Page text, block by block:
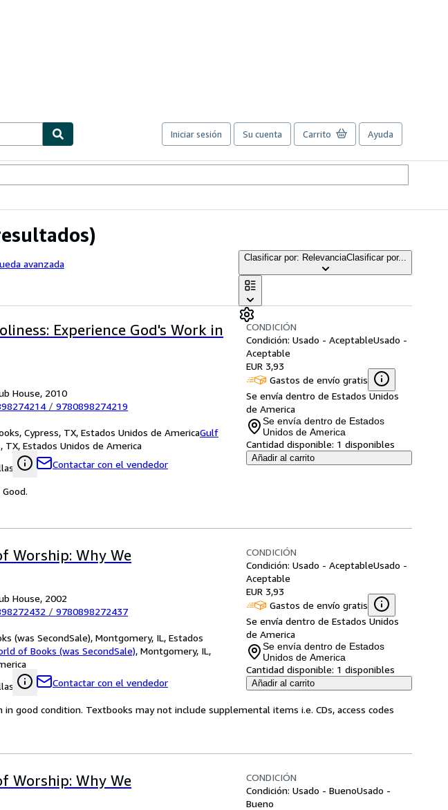
Iniciar sesión Su cuenta Carrito Ayuda
avanzada
Clasificar por: RelevanciaClasificar por...
Experience God's Work in
House, 2010
/ 9780898274219
Cypress, TX, Estados Unidos de AmericaGulf
TX, Estados Unidos de America
Contactar con el vendedor
CONDICIÓN
Condición: Usado - AceptableUsado -
Aceptable
EUR 3,93
Gastos de envío gratis
Se envía dentro de Estados Unidos
de America
Se envía dentro de Estados
Unidos de America
Cantidad disponible: 1 disponibles
Añadir al carrito
Worship: Why We
House, 2002
/ 9780898272437
(was SecondSale), Montgomery, IL, Estados
of Books (was SecondSale), Montgomery, IL,
Contactar con el vendedor
CONDICIÓN
Condición: Usado - AceptableUsado -
Aceptable
EUR 3,93
Gastos de envío gratis
Se envía dentro de Estados Unidos
de America
Se envía dentro de Estados
Unidos de America
Cantidad disponible: 1 disponibles
Añadir al carrito
in good condition. Textbooks may not include supplemental items i.e. CDs, access codes
Worship: Why We
CONDICIÓN
Condición: Usado - BuenoUsado -
Bueno